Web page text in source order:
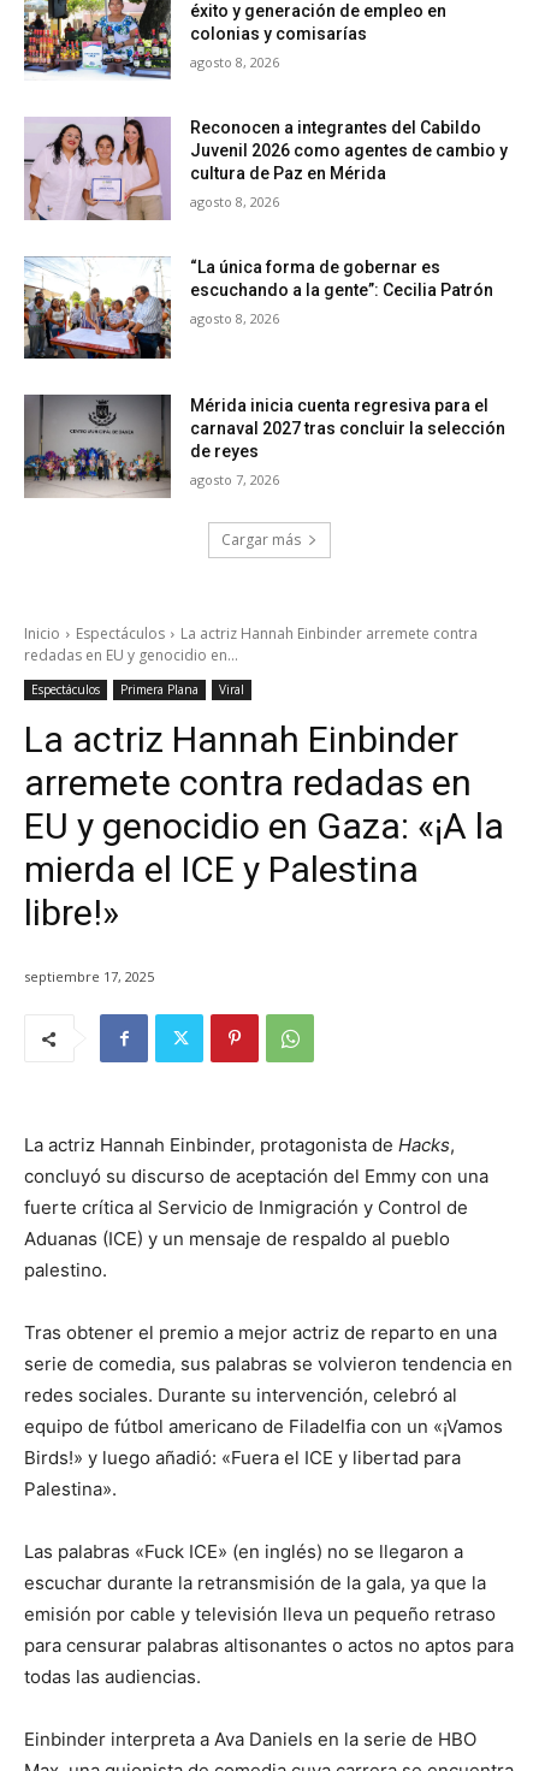
éxito y generación de empleo en
colonias y comisarías
agosto 8, 2026
Reconocen a integrantes del Cabildo
Juvenil 2026 como agentes de cambio y
cultura de Paz en Mérida
agosto 8, 2026
“La única forma de gobernar es
escuchando a la gente”: Cecilia Patrón
agosto 8, 2026
Mérida inicia cuenta regresiva para el
carnaval 2027 tras concluir la selección
de reyes
agosto 7, 2026
Cargar más